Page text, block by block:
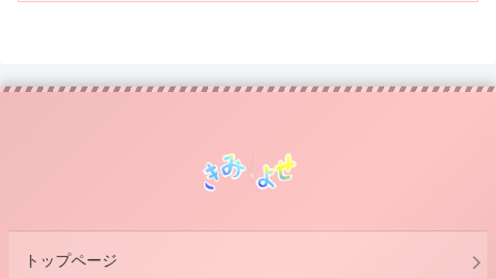
トップページ